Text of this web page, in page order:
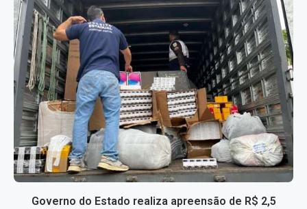
Governo do Estado realiza apreensão de R$ 2,5